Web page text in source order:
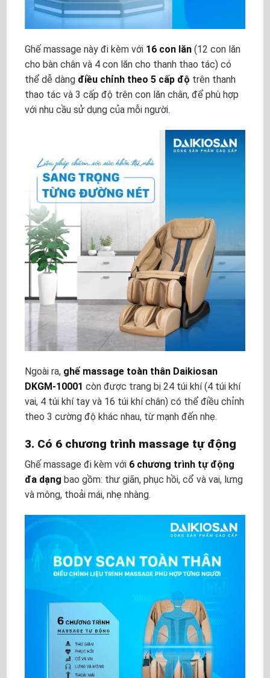
Ghế massage này đi kèm với 16 con lăn (12 con lăn
cho bàn chân và 4 con lăn cho thanh thao tác) có
thể dễ dàng điều chỉnh theo 5 cấp độ trên thanh
thao tác và 3 cấp độ trên con lăn chân, để phù hợp
với nhu cầu sử dụng của mỗi người.
Ngoài ra, ghế massage toàn thân Daikiosan
DKGM-10001 còn được trang bị 24 túi khí (4 túi khí
vai, 4 túi khí tay và 16 túi khí chân) có thể điều chỉnh
theo 3 cường độ khác nhau, từ mạnh đến nhẹ.
3. Có 6 chương trình massage tự động
Ghế massage đi kèm với 6 chương trình tự động
đa dạng bao gồm: thư giãn, phục hồi, cổ và vai, lưng
và mông, thoải mái, nhẹ nhàng.